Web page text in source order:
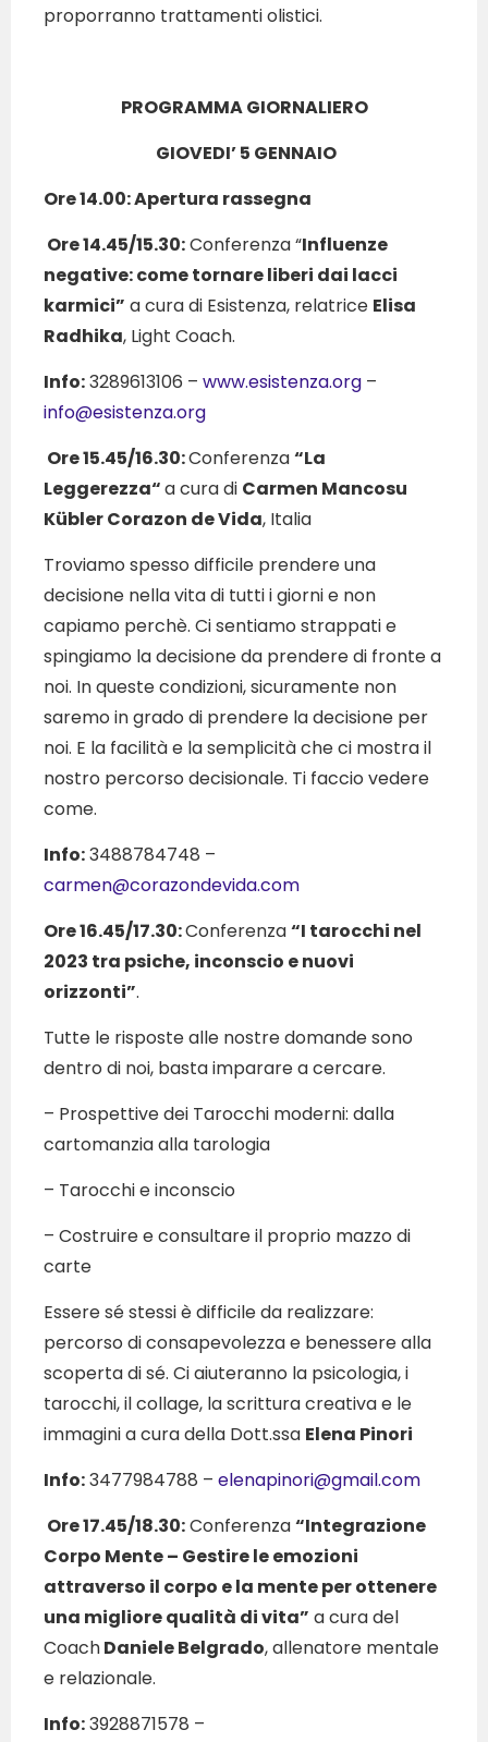
proporranno trattamenti olistici.
PROGRAMMA GIORNALIERO
GIOVEDI’ 5 GENNAIO
Ore 14.00: Apertura rassegna
Ore 14.45/15.30:Conferenza “Influenze
negative: come tornare liberi dai lacci
karmici” a cura di Esistenza, relatrice Elisa
Radhika, Light Coach.
Info:3289613106 – www.esistenza.org –
info@esistenza.org
Ore 15.45/16.30:Conferenza“La
Leggerezza“a cura di Carmen Mancosu
Kübler Corazon de Vida, Italia
Troviamo spesso difficile prendere una
decisione nella vita di tutti i giorni e non
capiamo perchè. Ci sentiamo strappati e
spingiamo la decisione da prendere di fronte a
noi. In queste condizioni, sicuramente non
saremo in grado di prendere la decisione per
noi. E la facilità e la semplicità che ci mostra il
nostro percorso decisionale. Ti faccio vedere
come.
Info:3488784748 –
carmen@corazondevida.com
Ore 16.45/17.30:Conferenza“I tarocchi nel
2023 tra psiche, inconscio e nuovi
orizzonti”.
Tutte le risposte alle nostre domande sono
dentro di noi, basta imparare a cercare.
– Prospettive dei Tarocchi moderni: dalla
cartomanzia alla tarologia
– Tarocchi e inconscio
– Costruire e consultare il proprio mazzo di
carte
Essere sé stessi è difficile da realizzare:
percorso di consapevolezza e benessere alla
scoperta di sé. Ci aiuteranno la psicologia, i
tarocchi, il collage, la scrittura creativa e le
immagini a cura della Dott.ssa Elena Pinori
Info:3477984788 – elenapinori@gmail.com
Ore 17.45/18.30:Conferenza“Integrazione
Corpo Mente – Gestire le emozioni
attraverso il corpo e la mente per ottenere
una migliore qualità di vita” a cura del
CoachDaniele Belgrado, allenatore mentale
e relazionale.
Info:3928871578 –